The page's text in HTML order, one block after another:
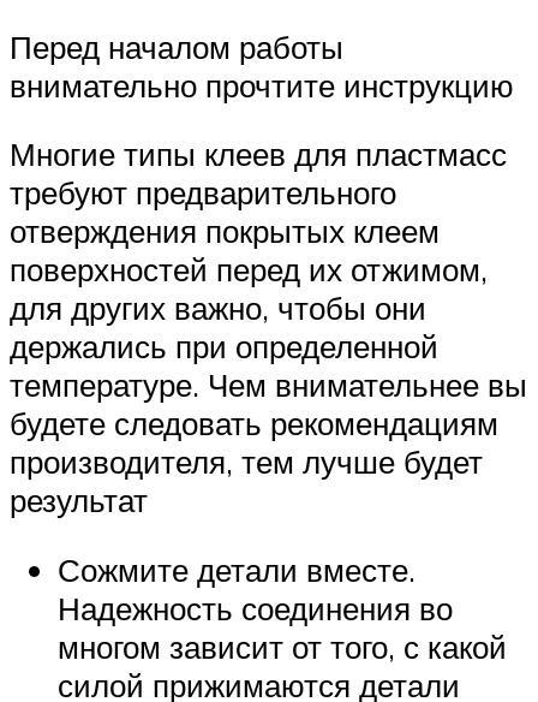
Перед началом работы
внимательно прочтите инструкцию
Многие типы клеев для пластмасс
требуют предварительного
отверждения покрытых клеем
поверхностей перед их отжимом,
для других важно, чтобы они
держались при определенной
температуре. Чем внимательнее вы
будете следовать рекомендациям
производителя, тем лучше будет
результат
Сожмите детали вместе.
Надежность соединения во
многом зависит от того, с какой
силой прижимаются детали